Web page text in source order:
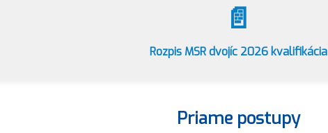
📄
Rozpis MSR dvojíc 2026 kvalifikácia
Priame postupy